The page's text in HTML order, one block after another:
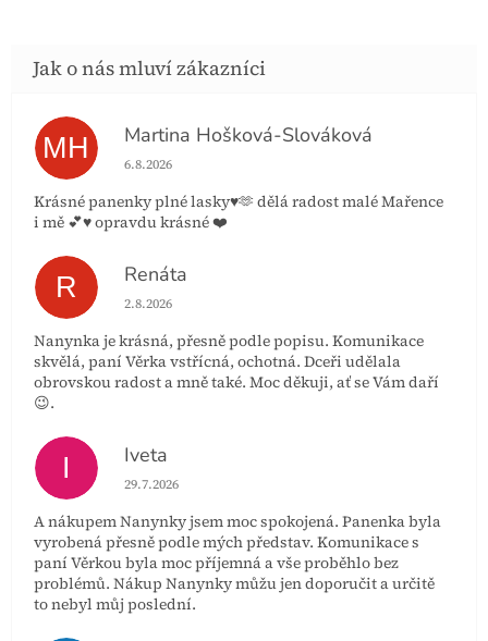
MH Martina Hošková-Slováková
Hodnocení obchodu je 5 z 5 hvězdiček.
6.8.2026
Krásné panenky plné lasky♥️🫶 dělá radost malé Mařence
i mě 💕♥️ opravdu krásné ❤️
R Renáta
Hodnocení obchodu je 5 z 5 hvězdiček.
2.8.2026
Nanynka je krásná, přesně podle popisu. Komunikace
skvělá, paní Věrka vstřícná, ochotná. Dceři udělala
obrovskou radost a mně také. Moc děkuji, ať se Vám daří
😉.
I Iveta
Hodnocení obchodu je 5 z 5 hvězdiček.
29.7.2026
A nákupem Nanynky jsem moc spokojená. Panenka byla
vyrobená přesně podle mých představ. Komunikace s
paní Věrkou byla moc příjemná a vše proběhlo bez
problémů. Nákup Nanynky můžu jen doporučit a určitě
to nebyl můj poslední.